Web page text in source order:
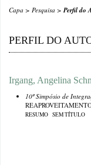
Capa > Pesquisa >Perfil do
PERFIL DO
Irgang, Angelina
10º Simpósio de
RESUMO SEM TÍTULO